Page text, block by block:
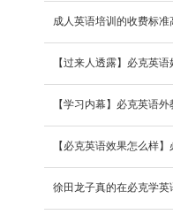
成人英语培训的收费标
【过来人透露】必克英
【学习内幕】必克英语
【必克英语效果怎么样
徐田龙子真的在必克学英